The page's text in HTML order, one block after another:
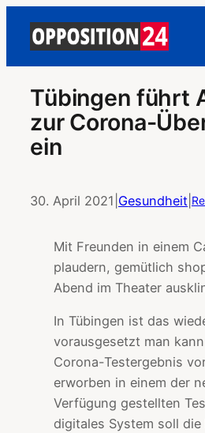
Tübingen führt
zur Corona-
ein
30. April 2021 Gesundheit
Mit Freunden in einem
plaudern, gemütlich
Abend im Theater
In Tübingen ist das
vorausgesetzt man
Corona-Testergebnis
erworben in einem der
Verfügung gestellten
digitales System soll die